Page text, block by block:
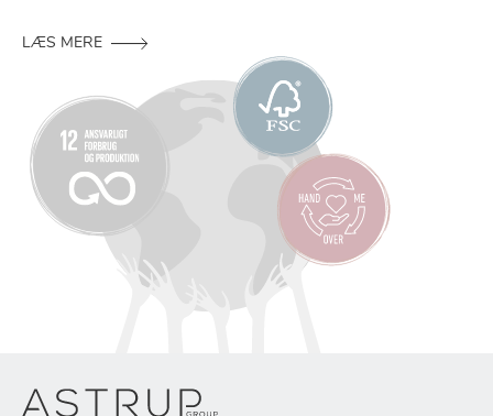
LÆS MERE